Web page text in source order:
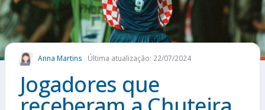
FUTEBOL INTERNACIONAL
COMO APOSTAR
MAIS ESPORTES
Anna Martins Última atualização: 22/07/2024
Jogadores que